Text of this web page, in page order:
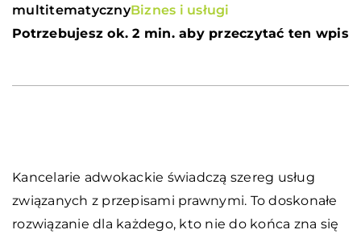
multitematycznyBiznes i usługi
Potrzebujesz ok. 2 min. aby przeczytać ten wpis
Kancelarie adwokackie świadczą szereg usług
związanych z przepisami prawnymi. To doskonałe
rozwiązanie dla każdego, kto nie do końca zna się